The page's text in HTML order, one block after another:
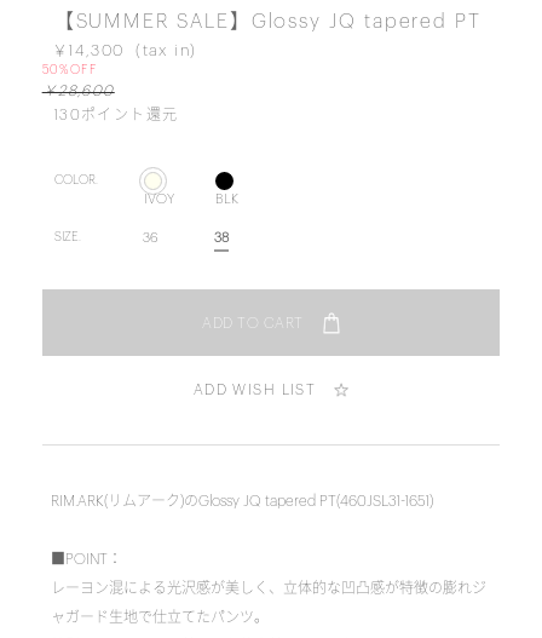
【SUMMER SALE】Glossy JQ tapered PT
￥14,300
50%OFF
￥28,600
130 ポイント還元
COLOR.
IVOY BLK
SIZE. 36 38
ADD WISH LIST
RIM.ARK(リムアーク)のGlossy JQ tapered PT(460JSL31-1651)
■POINT：
レーヨン混による光沢感が美しく、立体的な凹凸感が特徴の膨れジ
ャガード生地で仕立てたパンツ。